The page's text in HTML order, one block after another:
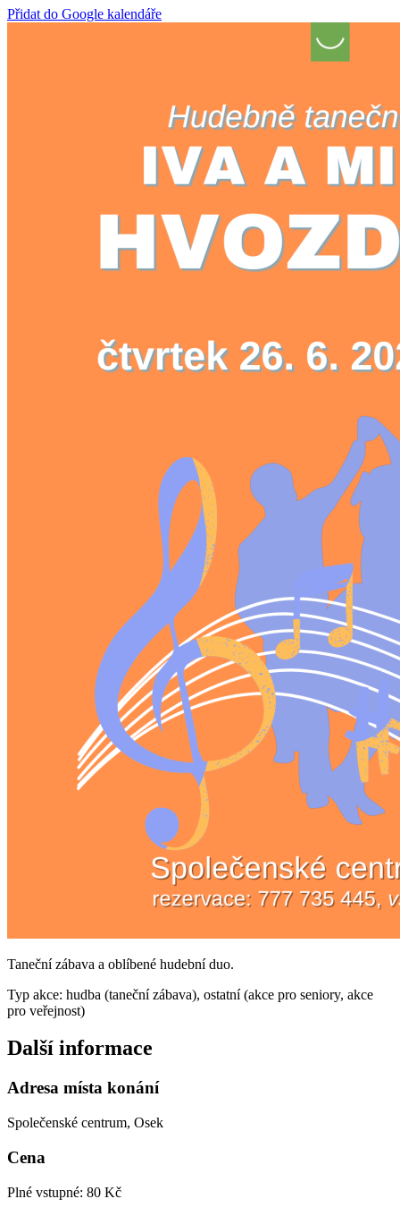
Přidat do Google kalendáře
Taneční zábava a oblíbené hudební duo.
Typ akce: hudba (taneční zábava), ostatní (akce pro seniory, akce
pro veřejnost)
Další informace
Adresa místa konání
Společenské centrum, Osek
Cena
Plné vstupné: 80 Kč